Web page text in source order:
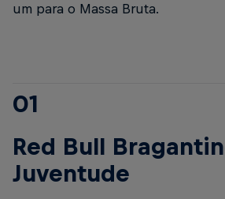
um para o Massa Bruta.
01
Red Bull
Juventude